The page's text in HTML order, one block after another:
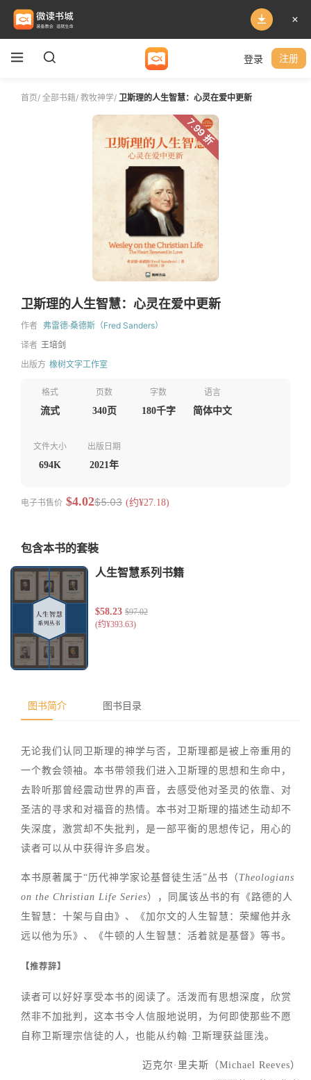
登录 注册
首页/ 全部书籍/ 教牧神学/ 卫斯理的人生智慧：心灵在爱中更新
7.99 折
卫斯理的人生智慧：心灵在爱中更新
作者 弗雷德·桑德斯（Fred Sanders）
译者 王培剑
出版方 橡树文字工作室
格式
流式
页数
340页
字数
180千字
语言
简体中文
文件大小
694K
出版日期
2021年
电子书售价 $4.02$5.03 (约¥27.18)
包含本书的套裝
图书简介 图书目录
无论我们认同卫斯理的神学与否，卫斯理都是被上帝重用的
一个教会领袖。本书带领我们进入卫斯理的思想和生命中，
去聆听那曾经震动世界的声音，去感受他对圣灵的依靠、对
圣洁的寻求和对福音的热情。本书对卫斯理的描述生动却不
失深度，激赏却不失批判，是一部平衡的思想传记，用心的
读者可以从中获得许多启发。
本书原著属于“历代神学家论基督徒生活”丛书（ Theologians
on the Christian Life Series），同属该丛书的有《路德的人
生智慧：十架与自由》、《加尔文的人生智慧：荣耀他并永
远以他为乐》、《牛顿的人生智慧：活着就是基督》等书。
【推荐辞】
读者可以好好享受本书的阅读了。活泼而有思想深度，欣赏
然非不加批判，这本书令人信服地说明，为何即使那些不愿
自称卫斯理宗信徒的人，也能从约翰·卫斯理获益匪浅。
迈克尔·里夫斯（Michael Reeves）